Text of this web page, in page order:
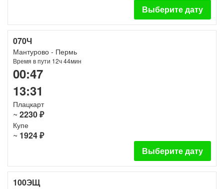
Выберите дату
070Ч
Мантурово - Пермь
Время в пути 12ч 44мин
00:47
13:31
Плацкарт
~ 2230 ₽
Купе
~ 1924 ₽
Выберите дату
100ЭЩ